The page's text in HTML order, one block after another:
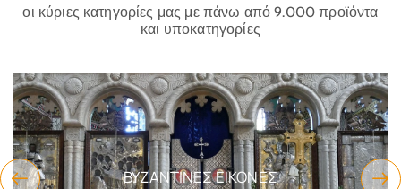
οι κύριες κατηγορίες μας με πάνω από 9.000 προϊόντα
και υποκατηγορίες
ΕΊΔΗ ΔΏΡΩΝ